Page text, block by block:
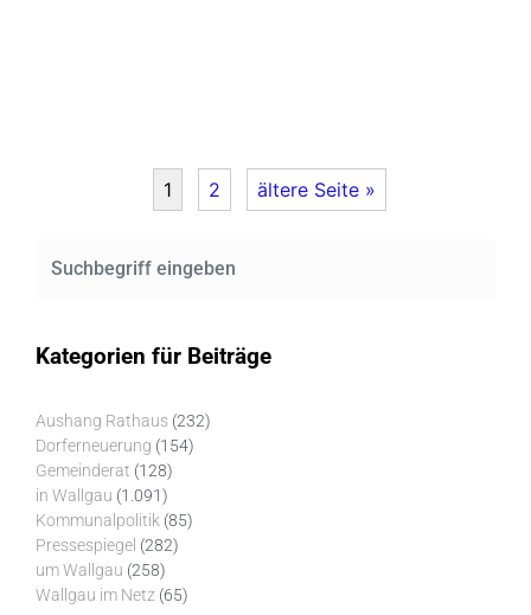
1 2 ältere Seite »
Kategorien für Beiträge
Aushang Rathaus (232)
Dorferneuerung (154)
Gemeinderat (128)
in Wallgau (1.091)
Kommunalpolitik (85)
Pressespiegel (282)
um Wallgau (258)
Wallgau im Netz (65)